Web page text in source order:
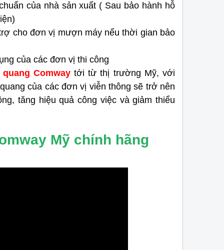
kiểm tín hiệu PON cầm tay thế hệ mới nhất tới
kiểm tra đánh giá chất
của nhà sản xuất ( Sau bảo hành hỗ
cho đơn vị mượn máy nếu thời gian bảo
của các đơn vị thi công
Comwaytới từ thị trường Mỹ, với
của các đơn vị viễn thông sẽ trở nên
tăng hiệu quả công việc và giảm thiểu
Mỹ chính hãng